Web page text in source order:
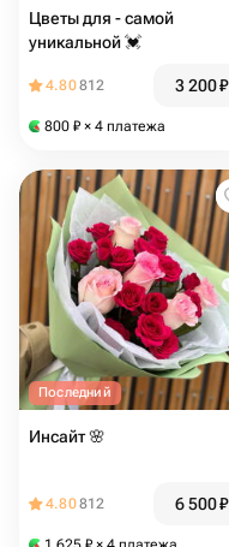
Цветы для - самой
уникальной 💓
4.80812 3 200₽
800 ₽ × 4 платежа
Последний
Инсайт 🌸
4.80812 6 500₽